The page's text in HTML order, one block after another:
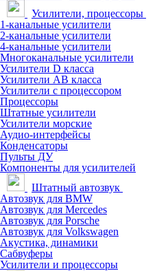
Усилители, процессоры
1-канальные усилители
2-канальные усилители
4-канальные усилители
Многоканальные усилители
Усилители D класса
Усилители АВ класса
Усилители с процессором
Процессоры
Штатные усилители
Усилители морские
Аудио-интерфейсы
Конденсаторы
Пульты ДУ
Компоненты для усилителей
Штатный автозвук
Автозвук для BMW
Автозвук для Mercedes
Автозвук для Porsche
Автозвук для Volkswagen
Акустика, динамики
Сабвуферы
Усилители и процессоры